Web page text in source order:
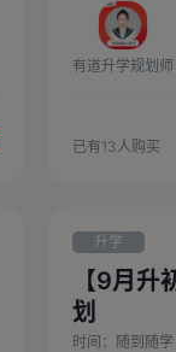
有道升学规划师
已有13人购买
升学
【9月升
划
时间： 随到随学